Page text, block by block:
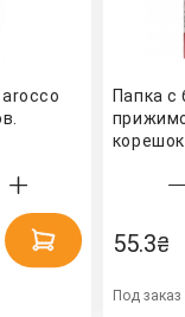
Папка с
красн.
55.3₴
Под заказ